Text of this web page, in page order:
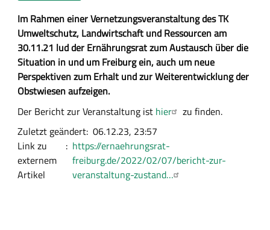
Z
u
s
a
m
m
e
n
f
a
s
s
Im Rahmen einer Vernetzungsveranstaltung des TK
Umweltschutz, Landwirtschaft und Ressourcen am
30.11.21 lud der Ernährungsrat zum Austausch über die
Situation in und um Freiburg ein, auch um neue
Perspektiven zum Erhalt und zur Weiterentwicklung der
Obstwiesen aufzeigen.
H
a
u
t
Der Bericht zur Veranstaltung ist hier
zu finden.
Zuletzt geändert 06.12.23, 23:57
Link zu
externem
Artikel
https://ernaehrungsrat-
freiburg.de/2022/02/07/bericht-zur-
veranstaltung-zustand…